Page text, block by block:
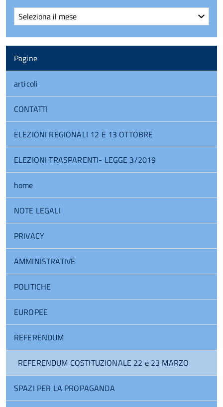
Archivi
Pagine
articoli
CONTATTI
ELEZIONI REGIONALI 12 E 13 OTTOBRE
ELEZIONI TRASPARENTI- LEGGE 3/2019
home
NOTE LEGALI
PRIVACY
AMMINISTRATIVE
POLITICHE
EUROPEE
REFERENDUM
REFERENDUM COSTITUZIONALE 22 e 23 MARZO
SPAZI PER LA PROPAGANDA